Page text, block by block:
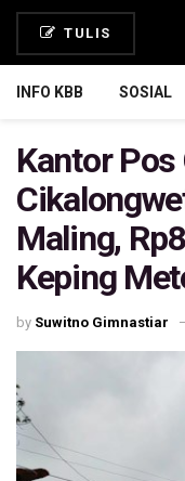
TULIS
INFO KBB SOSIAL
Kantor Pos
Maling,
Keping
by Suwitno Gimnastiar